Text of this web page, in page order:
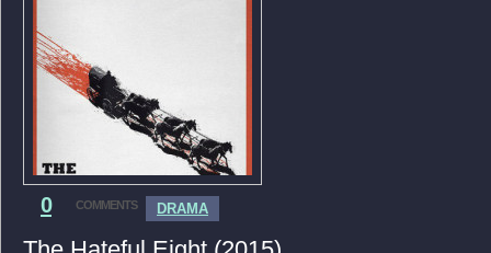
0 COMMENTS DRAMA